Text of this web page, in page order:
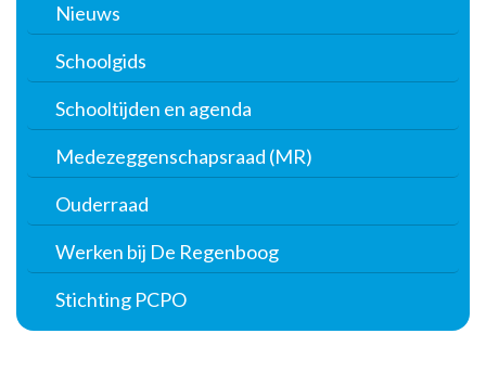
Nieuws
Schoolgids
Schooltijden en agenda
Medezeggenschapsraad (MR)
Ouderraad
Werken bij De Regenboog
Stichting PCPO